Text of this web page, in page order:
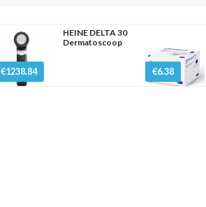
€1238.84
HEINE DELTA 30
Dermatoscoop
€6.38